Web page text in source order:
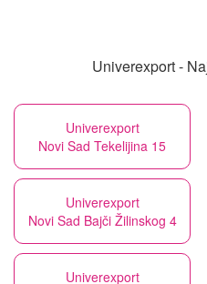
Univerexport -
Univerexport
Novi Sad Tekelijina 15
Univerexport
Novi Sad Bajči Žilinskog 4
Univerexport